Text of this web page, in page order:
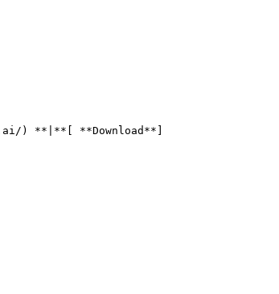
) **|**[ **Download**]